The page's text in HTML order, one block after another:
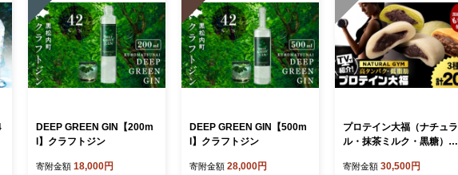
DEEP GREEN GIN【200m
l】クラフトジン
寄附金額 18,000円
DEEP GREEN GIN【500m
l】クラフトジン
寄附金額 28,000円
プロテイン大福（ナチュラ
ル・抹茶ミルク・黒糖）合
寄附金額 30,500円